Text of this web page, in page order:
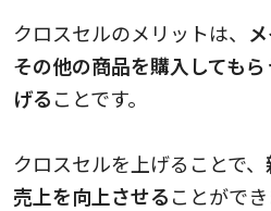
クロスセルのメリットは、
その他の商品を購入しても
げることです。
クロスセルを上げることで、
売上を向上させることができ